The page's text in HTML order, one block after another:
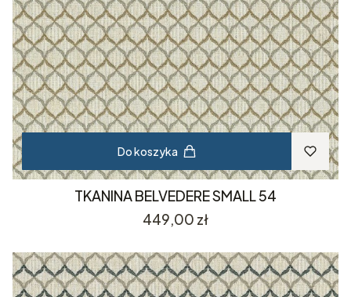
Do koszyka
TKANINA BELVEDERE SMALL 54
Cena
449,00 zł